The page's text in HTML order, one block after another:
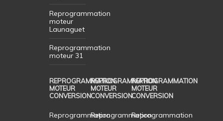
Reprogrammation
moteur
Launaguet
Reprogrammation
moteur 31
REPROGRAMMATION
MOTEUR
CONVERSION
Reprogrammation
REPROGRAMMATION
MOTEUR
CONVERSION
Reprogrammation
REPROGRAMMATION
MOTEUR
CONVERSION
Reprogrammation